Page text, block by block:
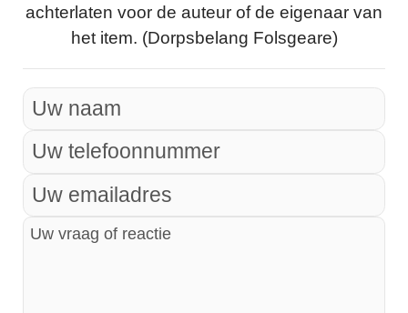
achterlaten voor de auteur of de eigenaar van
het item. (Dorpsbelang Folsgeare)